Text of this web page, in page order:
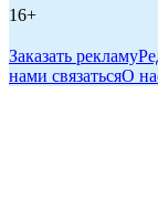
16+
Заказать рекламу
нами связатьсяО